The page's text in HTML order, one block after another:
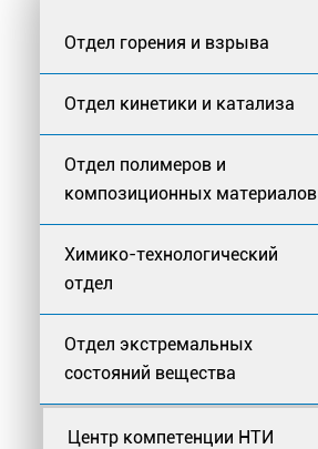
Отдел горения и взрыва
Отдел кинетики и катализа
Отдел полимеров и
композиционных материалов
Химико-технологический
отдел
Отдел экстремальных
состояний вещества
Центр компетенции НТИ